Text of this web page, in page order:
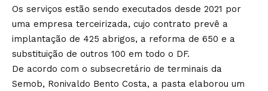
Os serviços estão sendo executados desde 2021 por
uma empresa terceirizada, cujo contrato prevê a
implantação de 425 abrigos, a reforma de 650 e a
substituição de outros 100 em todo o DF.
De acordo com o subsecretário de terminais da
Semob, Ronivaldo Bento Costa, a pasta elaborou um